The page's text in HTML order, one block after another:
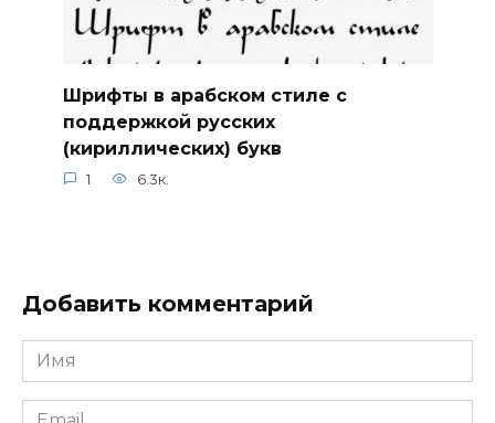
Шрифты в арабском стиле с
поддержкой русских
(кириллических) букв
1 6.3к.
Добавить комментарий
Имя
*
Email